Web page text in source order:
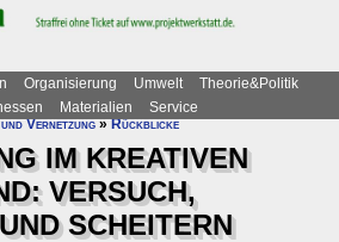
Organisierung Umwelt
Theorie&Politik
Materialien
Service
Vernetzung»Rückblicke
IM KREATIVEN
VERSUCH,
SCHEITERN